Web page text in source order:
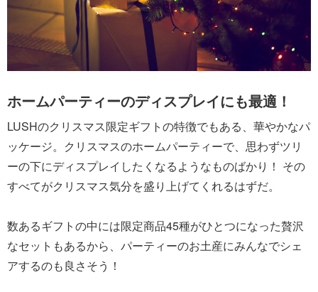
ホームパーティーのディスプレイにも最適！
LUSHのクリスマス限定ギフトの特徴でもある、華やかなパ
ッケージ。クリスマスのホームパーティーで、思わずツリ
ーの下にディスプレイしたくなるようなものばかり！ その
すべてがクリスマス気分を盛り上げてくれるはずだ。
数あるギフトの中には限定商品45種がひとつになった贅沢
なセットもあるから、パーティーのお土産にみんなでシェ
アするのも良さそう！